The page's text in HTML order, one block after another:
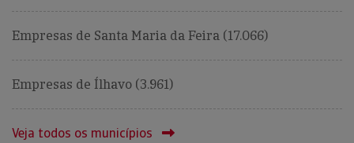
Empresas de Santa Maria da Feira (17.066)
Empresas de Ílhavo (3.961)
Veja todos os municípios